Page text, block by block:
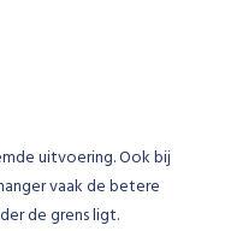
uitvoering. Ook bij
vaak de betere
de grens ligt.